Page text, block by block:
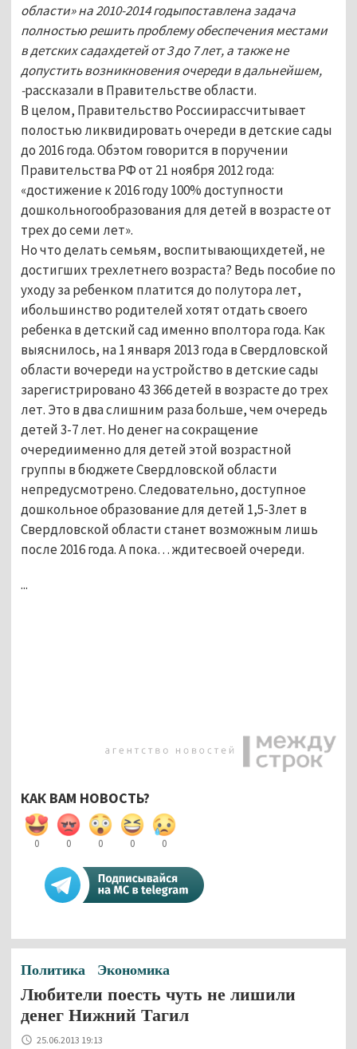
области» на 2010-2014 годыпоставлена задача
полностью решить проблему обеспечения местами
в детских садахдетей от 3 до 7 лет, а также не
допустить возникновения очереди в дальнейшем,
-рассказали в Правительстве области.
В целом, Правительство Россиирассчитывает
полостью ликвидировать очереди в детские сады
до 2016 года. Обэтом говорится в поручении
Правительства РФ от 21 ноября 2012 года:
«достижение к 2016 году 100% доступности
дошкольногообразования для детей в возрасте от
трех до семи лет».
Но что делать семьям, воспитывающихдетей, не
достигших трехлетнего возраста? Ведь пособие по
уходу за ребенком платится до полутора лет,
ибольшинство родителей хотят отдать своего
ребенка в детский сад именно вполтора года. Как
выяснилось, на 1 января 2013 года в Свердловской
области вочереди на устройство в детские сады
зарегистрировано 43 366 детей в возрасте до трех
лет. Это в два слишним раза больше, чем очередь
детей 3-7 лет. Но денег на сокращение
очередиименно для детей этой возрастной
группы в бюджете Свердловской области
непредусмотрено. Следовательно, доступное
дошкольное образование для детей 1,5-3лет в
Свердловской области станет возможным лишь
после 2016 года. А пока… ждитесвоей очереди.
...
КАК ВАМ НОВОСТЬ?
0 0 0 0 0
Политика Экономика
Любители поесть чуть не лишили
денег Нижний Тагил
25.06.2013 19:13